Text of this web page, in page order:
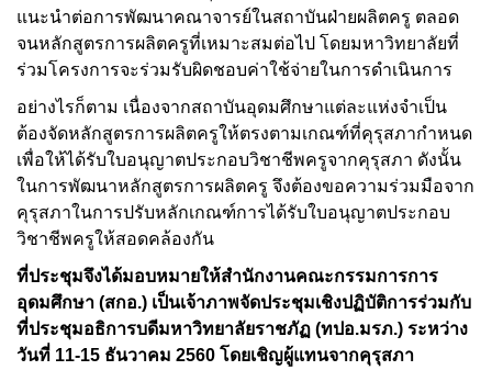
แนะนำต่อการพัฒนาคณาจารย์ในสถาบันฝ่ายผลิตครู ตลอด
จนหลักสูตรการผลิตครูที่เหมาะสมต่อไป โดยมหาวิทยาลัยที่
ร่วมโครงการจะร่วมรับผิดชอบค่าใช้จ่ายในการดำเนินการ
อย่างไรก็ตาม เนื่องจากสถาบันอุดมศึกษาแต่ละแห่งจำเป็น
ต้องจัดหลักสูตรการผลิตครูให้ตรงตามเกณฑ์ที่คุรุสภากำหนด
เพื่อให้ได้รับใบอนุญาตประกอบวิชาชีพครูจากคุรุสภา ดังนั้น
ในการพัฒนาหลักสูตรการผลิตครู จึงต้องขอความร่วมมือจาก
คุรุสภาในการปรับหลักเกณฑ์การได้รับใบอนุญาตประกอบ
วิชาชีพครูให้สอดคล้องกัน
ที่ประชุมจึงได้มอบหมายให้สำนักงานคณะกรรมการการ
อุดมศึกษา (สกอ.) เป็นเจ้าภาพจัดประชุมเชิงปฏิบัติการร่วมกับ
ที่ประชุมอธิการบดีมหาวิทยาลัยราชภัฏ (ทปอ.มรภ.) ระหว่าง
วันที่ 11-15 ธันวาคม 2560 โดยเชิญผู้แทนจากคุรุสภา